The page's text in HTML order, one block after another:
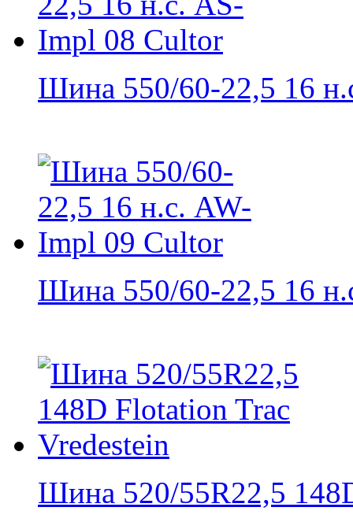
Шина 550/60-22,5 16
Шина 550/60-22,5 16
Шина 520/55R22,5